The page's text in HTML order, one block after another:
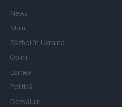
News
Main
Război în Ucraina
Opinii
Lumea
Politică
Dezvăluiri